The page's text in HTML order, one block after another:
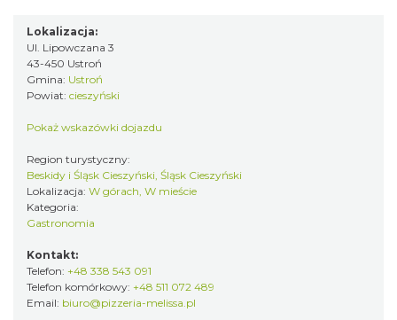
Lokalizacja:
Ul. Lipowczana 3
43-450 Ustroń
Gmina: Ustroń
Powiat: cieszyński
Pokaż wskazówki dojazdu
Region turystyczny:
Beskidy i Śląsk Cieszyński, Śląsk Cieszyński
Lokalizacja: W górach, W mieście
Kategoria:
Gastronomia
Kontakt:
Telefon: +48 338 543 091
Telefon komórkowy: +48 511 072 489
Email: biuro@pizzeria-melissa.pl